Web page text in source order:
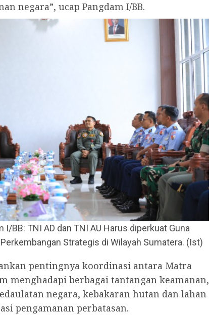
negara”, ucap Pangdam I/BB.
I/BB: TNI AD dan TNI AU Harus diperkuat Guna
Strategis di Wilayah Sumatera. (Ist)
pentingnya koordinasi antara Matra
menghadapi berbagai tantangan keamanan,
negara, kebakaran hutan dan lahan
pengamanan perbatasan.